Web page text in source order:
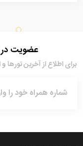
عضویت در
برای اطلاع از آخرین تور‌ها